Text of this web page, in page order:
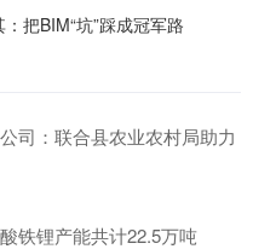
把BIM“坑”踩成冠军路
司：联合县农业农村局助力
铁锂产能共计22.5万吨